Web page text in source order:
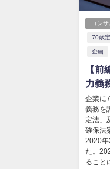
コンサ
70歳
企画
【
力義
企業に
義務を
定法」
確保法
2020年
た。
ること